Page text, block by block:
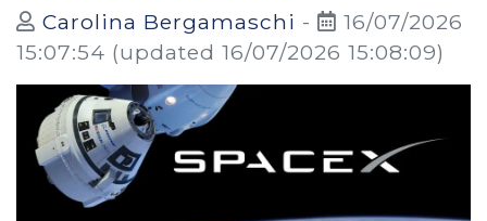
Carolina Bergamaschi -
16/07/2026
15:07:54 (updated 16/07/2026 15:08:09)